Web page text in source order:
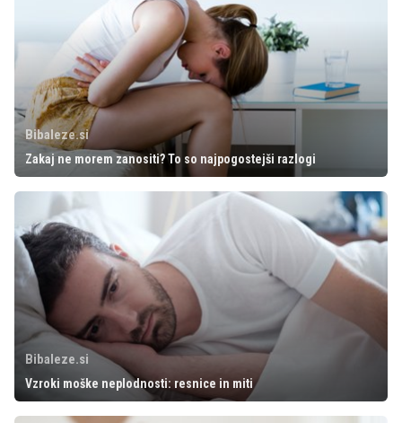
Bibaleze.si
Zakaj ne morem zanositi? To so najpogostejši razlogi
Bibaleze.si
Vzroki moške neplodnosti: resnice in miti